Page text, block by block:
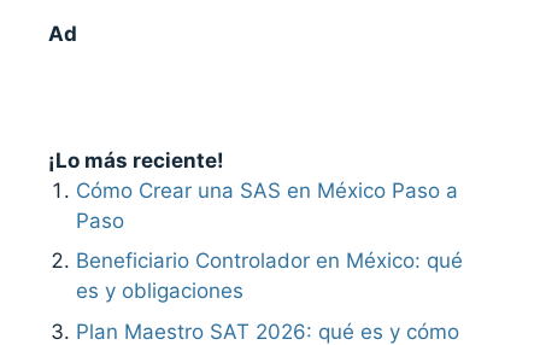
Ad
¡Lo más reciente!
Cómo Crear una SAS en México Paso a
Paso
Beneficiario Controlador en México: qué
es y obligaciones
Plan Maestro SAT 2026: qué es y cómo